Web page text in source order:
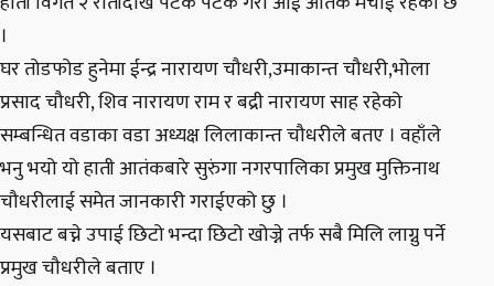
।
घर तोडफोड हुनेमा ईन्द्र नारायण चौधरी,उमाकान्त चौधरी,भोला
प्रसाद चौधरी, शिव नारायण राम र बद्री नारायण साह रहेको
सम्बन्धित वडाका वडा अध्यक्ष लिलाकान्त चौधरीले बतए । वहाँले
भनु भयो यो हाती आतंकबारे सुरुंगा नगरपालिका प्रमुख मुक्तिनाथ
चौधरीलाई समेत जानकारी गराईएको छु ।
यसबाट बच्ने उपाई छिटो भन्दा छिटो खोज्ने तर्फ सबै मिलि लाग्नु पर्ने
प्रमुख चौधरीले बताए ।